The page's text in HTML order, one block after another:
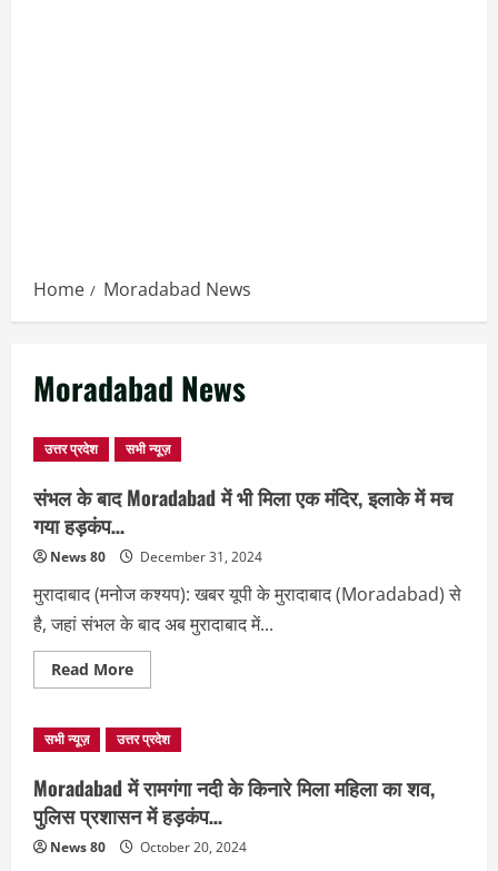
Home Moradabad News
Moradabad News
उत्तर प्रदेश सभी न्यूज़
संभल के बाद Moradabad में भी मिला एक मंदिर, इलाके में मच
गया हड़कंप…
News 80 December 31, 2024
मुरादाबाद (मनोज कश्यप): खबर यूपी के मुरादाबाद (Moradabad) से
है, जहां संभल के बाद अब मुरादाबाद में...
Read MoreRead
more
के
बाद
में
भी
मिला
एक
मंदिर,
इलाके
सभी न्यूज़ उत्तर प्रदेश
Moradabad में रामगंगा नदी के किनारे मिला महिला का शव,
पुलिस प्रशासन में हड़कंप…
News 80 October 20, 2024